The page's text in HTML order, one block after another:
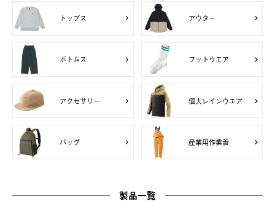
トップス アウター
ボトムス フットウエア
アクセサリー 個人レインウエア
バッグ 産業用作業着
製品一覧